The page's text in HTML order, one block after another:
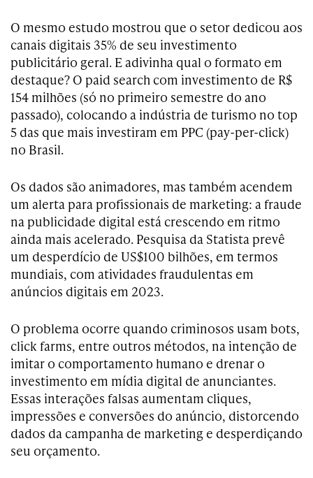
O mesmo estudo mostrou que o setor dedicou aos
canais digitais 35% de seu investimento
publicitário geral. E adivinha qual o formato em
destaque? O paid search com investimento de R$
154 milhões (só no primeiro semestre do ano
passado), colocando a indústria de turismo no top
5 das que mais investiram em PPC (pay-per-click)
no Brasil.
Os dados são animadores, mas também acendem
um alerta para profissionais de marketing: a fraude
na publicidade digital está crescendo em ritmo
ainda mais acelerado. Pesquisa da Statista prevê
um desperdício de US$100 bilhões, em termos
mundiais, com atividades fraudulentas em
anúncios digitais em 2023.
O problema ocorre quando criminosos usam bots,
click farms, entre outros métodos, na intenção de
imitar o comportamento humano e drenar o
investimento em mídia digital de anunciantes.
Essas interações falsas aumentam cliques,
impressões e conversões do anúncio, distorcendo
dados da campanha de marketing e desperdiçando
seu orçamento.